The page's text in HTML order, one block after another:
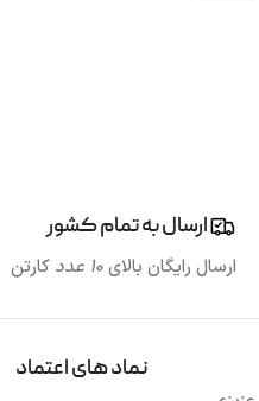
ارسال به تمام کشور
ارسال رایگان بالای10 عدد کارتن
نماد های اعتماد